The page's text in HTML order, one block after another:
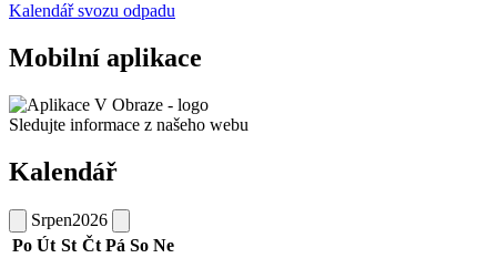
Kalendář svozu odpadu
Mobilní aplikace
Sledujte informace z našeho webu
Kalendář
Srpen2026
Po Út St Čt Pá So Ne